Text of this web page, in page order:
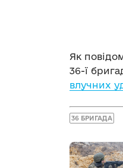
Як
36-ї
влучних
36 БРИГАДА